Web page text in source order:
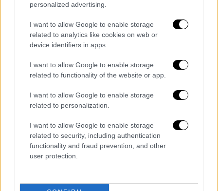
personalized advertising.
I want to allow Google to enable storage
related to analytics like cookies on web or
device identifiers in apps.
I want to allow Google to enable storage
related to functionality of the website or app.
I want to allow Google to enable storage
related to personalization.
I want to allow Google to enable storage
related to security, including authentication
functionality and fraud prevention, and other
user protection.
Παρασκευή 25 Οκτωβρίου 1940:
πριν από την έναρξη του Ελληνοϊταλικού
Πολέµου, ο δικτάτορας πρωθυπουργός
Ιωάννης Μεταξάς είναι ανήσυχος. Γνωρίζει
καλά ότι η Ελλάδα θα δεχθεί επίθεση, αλλά
όχι την ακριβή ηµέρα. Ο πρεσβευτής µας στη
εκδηλωθεί µεταξύ 25 µε 28 Οκτωβρίου. Στο
ηµερολόγιό του οΜεταξάς
άλλων ότι «σήµερα δεν έγινε ιταλική
επίθεσις. Εσπερινή είδησις ότι προ της
αριστεράς πτέρυγος προωθήθη εν Σύνταγµα.
Φανερή επιθετική παράταξις». Η ζωή όµως
συνεχίζεται κανονικά. Το ίδιο βράδυ κιόλας